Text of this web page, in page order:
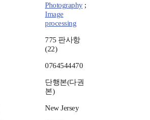
Photography;
Image
processing
775 판사항
(22)
0764544470
단행본(다권
본)
New Jersey